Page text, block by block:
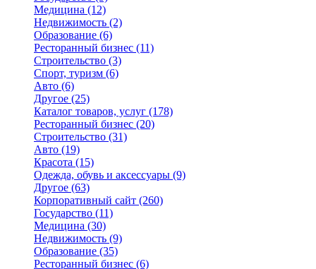
Медицина (12)
Недвижимость (2)
Образование (6)
Ресторанный бизнес (11)
Строительство (3)
Спорт, туризм (6)
Авто (6)
Другое (25)
Каталог товаров, услуг (178)
Ресторанный бизнес (20)
Строительство (31)
Авто (19)
Красота (15)
Одежда, обувь и аксессуары (9)
Другое (63)
Корпоративный сайт (260)
Государство (11)
Медицина (30)
Недвижимость (9)
Образование (35)
Ресторанный бизнес (6)